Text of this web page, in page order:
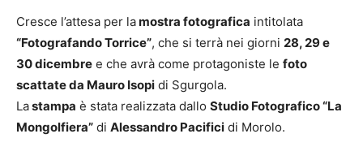
Cresce l’attesa per lamostra fotografica intitolata
“Fotografando Torrice”, che si terrà nei giorni 28, 29 e
30 dicembre e che avrà come protagoniste le foto
scattate da Mauro Isopi di Sgurgola.
Lastampa è stata realizzata dallo Studio Fotografico “La
Mongolfiera” di Alessandro Pacifici di Morolo.